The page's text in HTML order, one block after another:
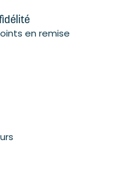
en remise